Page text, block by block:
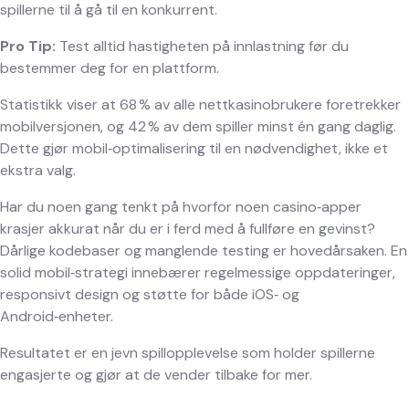
spillerne til å gå til en konkurrent.
Pro Tip: Test alltid hastigheten på innlastning før du
bestemmer deg for en plattform.
Statistikk viser at 68 % av alle nettkasinobrukere foretrekker
mobilversjonen, og 42 % av dem spiller minst én gang daglig.
Dette gjør mobil‑optimalisering til en nødvendighet, ikke et
ekstra valg.
Har du noen gang tenkt på hvorfor noen casino‑apper
krasjer akkurat når du er i ferd med å fullføre en gevinst?
Dårlige kodebaser og manglende testing er hovedårsaken. En
solid mobil‑strategi innebærer regelmessige oppdateringer,
responsivt design og støtte for både iOS‑ og
Android‑enheter.
Resultatet er en jevn spillopplevelse som holder spillerne
engasjerte og gjør at de vender tilbake for mer.